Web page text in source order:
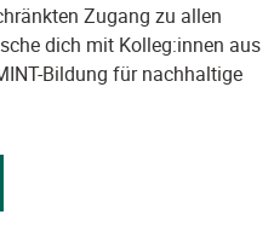
Zugang zu allen
dich mit Kolleg:innen aus
Bildung für nachhaltige